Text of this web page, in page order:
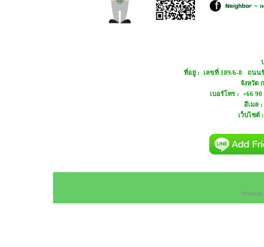
ที่อยู่ : เลขที่ 189/6-8 ถนน
จังหวัด
เบอร์โทร : +66
อีเมล :
เว็บไซต์